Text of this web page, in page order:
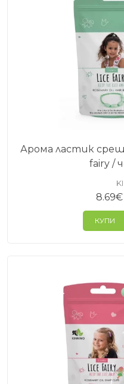
Арома ластик
fairy /
8.69€
КУПИ